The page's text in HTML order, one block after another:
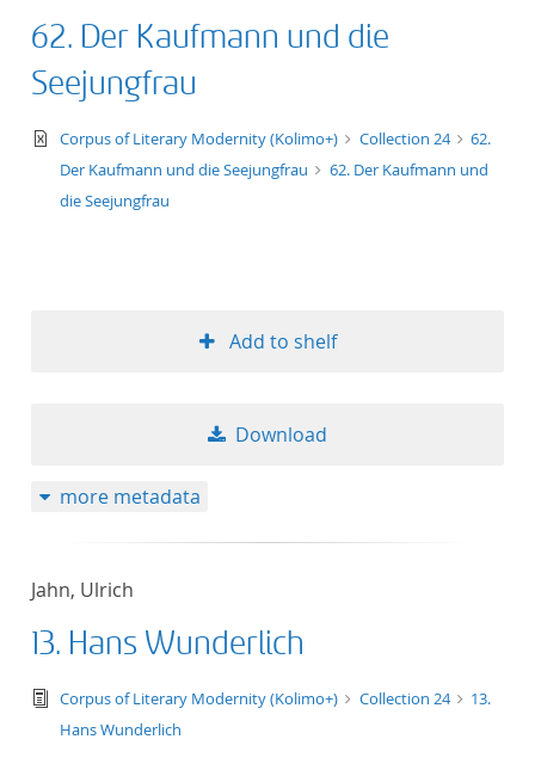
62. Der Kaufmann und die
Seejungfrau
text/xml
Corpus of Literary Modernity (Kolimo+) Collection 24
62.
Der Kaufmann und die Seejungfrau
62. Der Kaufmann und
die Seejungfrau
Add to shelf
Download
more metadata
Jahn, Ulrich
13. Hans Wunderlich
text/tg.edition+tg.aggregation+xml
Corpus of Literary Modernity (Kolimo+) Collection 24
13.
Hans Wunderlich